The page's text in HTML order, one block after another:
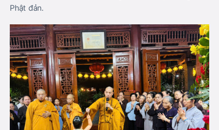
Phật đản.